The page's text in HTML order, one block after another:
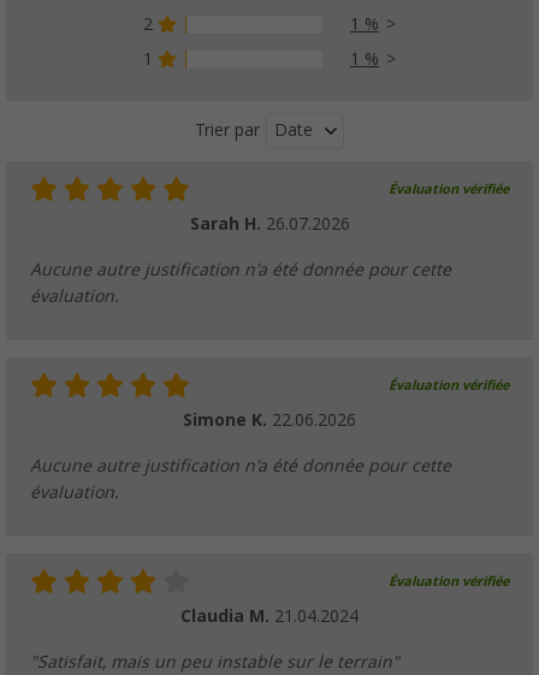
2
1 %
1
1 %
Trier par Date
Évaluation vérifiée
Sarah H. 26.07.2026
Aucune autre justification n'a été donnée pour cette
évaluation.
Évaluation vérifiée
Simone K. 22.06.2026
Aucune autre justification n'a été donnée pour cette
évaluation.
Évaluation vérifiée
Claudia M. 21.04.2024
"Satisfait, mais un peu instable sur le terrain"